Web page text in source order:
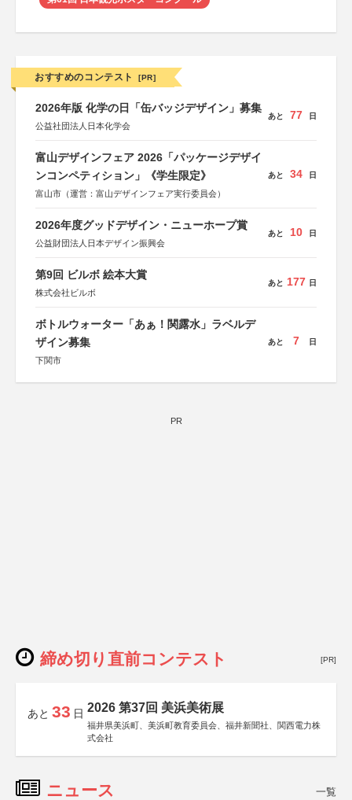
おすすめのコンテスト [PR]
2026年版 化学の日「缶バッジデザイン」募集
公益社団法人日本化学会
あと 77 日
富山デザインフェア 2026「パッケージデザイ
ンコンペティション」《学生限定》
富山市（運営：富山デザインフェア実行委員会）
あと 34 日
2026年度グッドデザイン・ニューホープ賞
公益財団法人日本デザイン振興会
あと 10 日
第9回 ビルボ 絵本大賞
株式会社ビルボ
あと 177 日
ボトルウォーター「あぁ！関露水」ラベルデ
ザイン募集
下関市
あと 7 日
PR
締め切り直前コンテスト [PR]
あと 33 日 2026 第37回 美浜美術展
福井県美浜町、美浜町教育委員会、福井新聞社、関西電力株
式会社
ニュース 一覧